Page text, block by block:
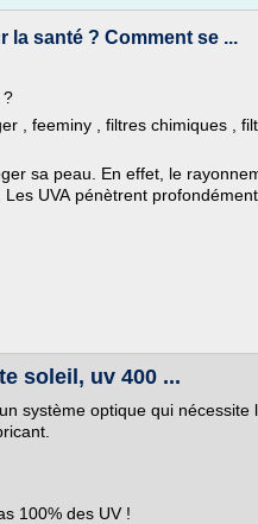
la santé ? Comment se ...
?
, feeminy , filtres chimiques ,
sa peau. En effet, le
UVA pénètrent
soleil, uv 400 ...
système optique qui nécessite
100% des UV !